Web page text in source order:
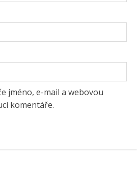
jméno, e-mail a webovou
komentáře.